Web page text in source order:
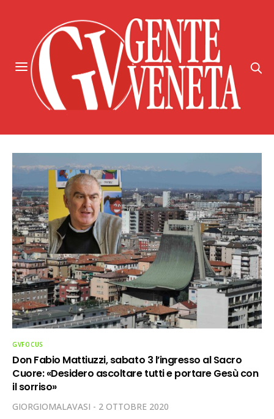
GVFOCUS
Don Fabio Mattiuzzi, sabato 3 l’ingresso al Sacro
Cuore: «Desidero ascoltare tutti e portare Gesù con
il sorriso»
GIORGIOMALAVASI 2 OTTOBRE 2020